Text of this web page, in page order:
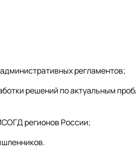
регламентов;
решений по актуальным
регионов России;